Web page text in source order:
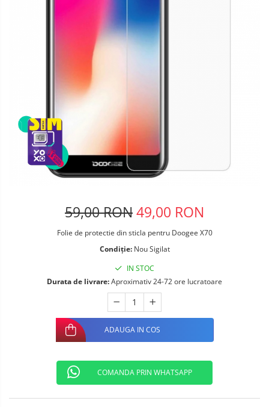
Telefoane mobile Ulefone
Telefoane mobile Unihertz
Telefoane mobile Cubot
Telefoane mobile OSCAL
Telefoane mobile Fossibot
Telefoane mobile Lagenio
Telefoane mobile Samsung
Telefoane mobile iSEN
Telefoane mobile F150
Telefoane mobile HUAWEI
Telefoane mobile Xiaomi
Telefoane mobile AGM
Telefoane mobile Realme
Telefoane mobile ALTE BRANDURI
59,00 RON49,00 RON
Folie de protectie din sticla pentru Doogee X70
Condiție: Nou Sigilat
IN STOC
Durata de livrare:Aproximativ 24-72 ore lucratoare
ADAUGA IN COS
COMANDA PRIN WHATSAPP